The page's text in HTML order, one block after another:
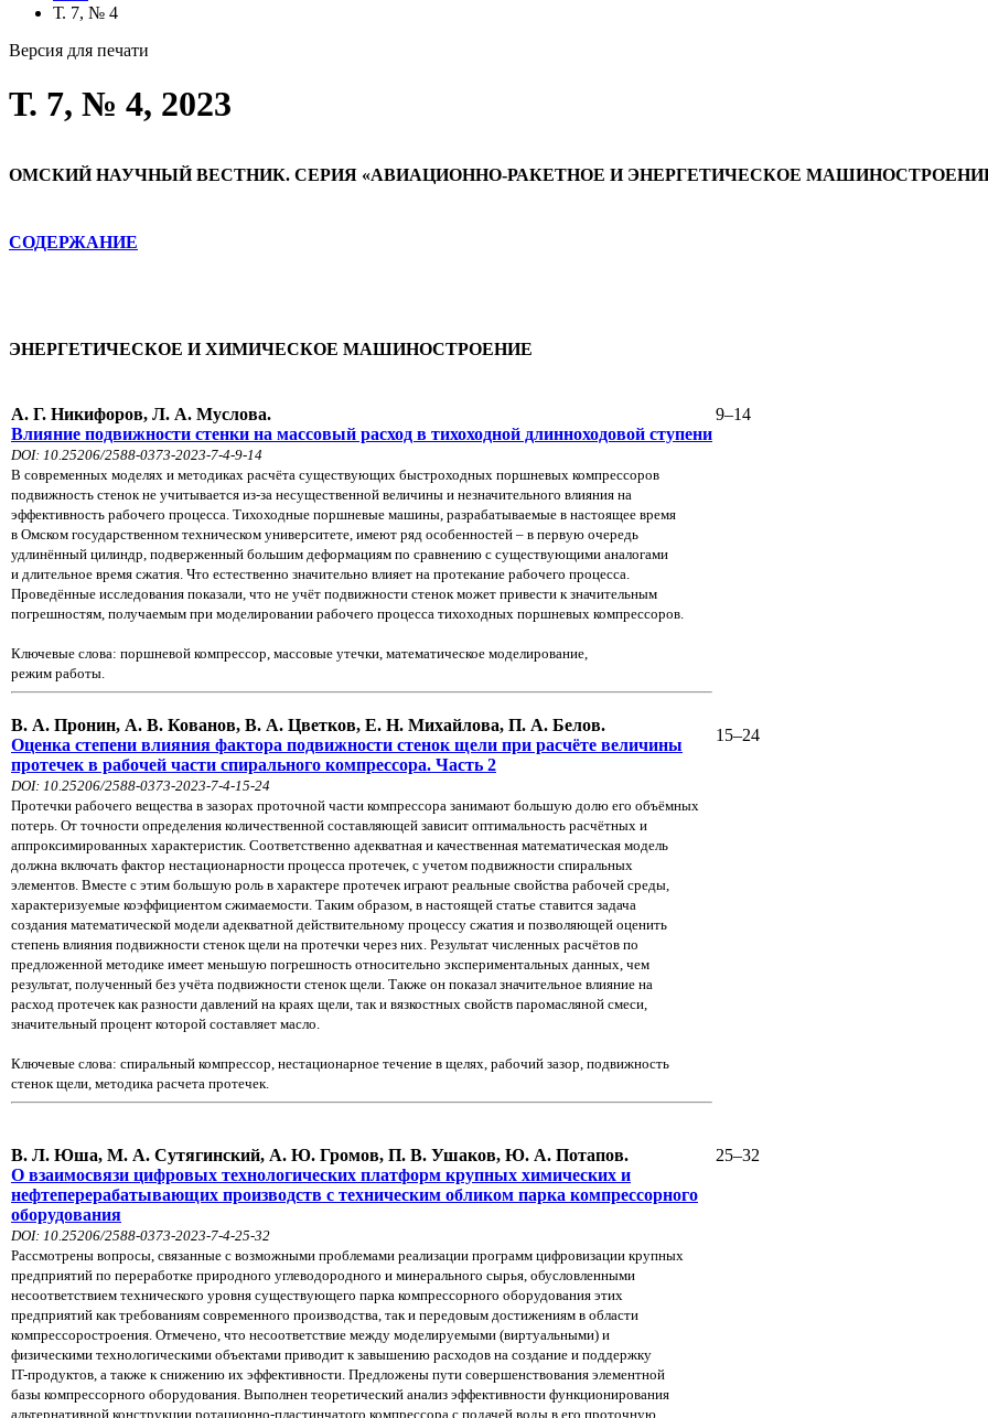
Т. 7, № 4
Версия для печати
Т. 7, № 4, 2023
ОМСКИЙ НАУЧНЫЙ ВЕСТНИК. СЕРИЯ «АВИАЦИОННО-РАКЕТНОЕ И ЭНЕРГЕТИЧЕСКОЕ
СОДЕРЖАНИЕ
ЭНЕРГЕТИЧЕСКОЕ И ХИМИЧЕСКОЕ МАШИНОСТРОЕНИЕ
А. Г. Никифоров, Л. А. Муслова.
Влияние подвижности стенки на массовый расход в тихоходной длинноходовой ступени
DOI: 10.25206/2588-0373-2023-7-4-9-14
В современных моделях и методиках расчёта существующих быстроходных поршневых компрессоров
подвижность стенокне учитывается из-за несущественной величины и незначительного влияния на
эффективность рабочего процесса. Тихоходные поршневые машины, разрабатываемые в настоящее время
в Омском государственном техническом университете, имеют ряд особенностей – в первую очередь
удлинённый цилиндр, подверженный большим деформациям по сравнению с существующими аналогами
и длительное время сжатия. Что естественно значительно влияет на протекание рабочего процесса.
Проведённые исследования показали, что не учёт подвижности стенок может привести кзначительным
погрешностям, получаемым при моделировании рабочего процесса тихоходных поршневых компрессоров.
Ключевые слова: поршневой компрессор, массовые утечки, математическое моделирование,
режим работы.
9–14
В. А. Пронин, А. В. Кованов, В. А. Цветков, Е. Н. Михайлова, П. А. Белов.
Оценка степени влияния фактора подвижности стенок щели при расчёте величины
протечек в рабочей части спирального компрессора. Часть 2
DOI: 10.25206/2588-0373-2023-7-4-15-24
Протечки рабочего вещества в зазорах проточной части компрессора занимают большую долю его объёмных
потерь. От точности определения количественной составляющей зависит оптимальность расчётных и
аппроксимированных характеристик. Соответственно адекватная и качественная математическая модель
должна включать фактор нестационарности процесса протечек, с учетом подвижности спиральных
элементов. Вместе с этим большую роль в характере протечек играют реальные свойства рабочей среды,
характеризуемые коэффициентом сжимаемости. Таким образом, в настоящей статье ставится задача
создания математической модели адекватной действительному процессу сжатия и позволяющей оценить
степень влияния подвижности стенок щели на протечки через них. Результат численных расчётов по
предложенной методике имеет меньшую погрешность относительно экспериментальных данных, чем
результат, полученный без учёта подвижности стенок щели. Также он показал значительное влияние на
расход протечек как разности давлений на краях щели, так и вязкостных свойств паромасляной смеси,
значительный процент которой составляет масло.
Ключевые слова: спиральный компрессор, нестационарное течение в щелях, рабочий зазор, подвижность
стенок щели, методика расчета протечек.
15–24
В. Л. Юша, М. А. Сутягинский, А. Ю. Громов, П. В. Ушаков, Ю. А. Потапов.
О взаимосвязи цифровых технологических платформ крупных химических и
нефтеперерабатывающих производств с техническим обликом парка компрессорного
оборудования
DOI: 10.25206/2588-0373-2023-7-4-25-32
Рассмотрены вопросы, связанные с возможными проблемами реализации программ цифровизации крупных
предприятий по переработке природного углеводородного и минерального сырья, обусловленными
несоответствием технического уровня существующего парка компрессорного оборудования этих
предприятий как требованиям современного производства, так и передовым достижениям в области
компрессоростроения. Отмечено, что несоответствие между моделируемыми (виртуальными) и
физическими технологическими объектами приводит кзавышению расходов на создание и поддержку
IT-продуктов, а также к снижению их эффективности. Предложены пути совершенствования элементной
базы компрессорного оборудования. Выполнен теоретический анализ эффективности функционирования
альтернативной конструкции ротационно-пластинчатого компрессора с подачей воды в его проточную
25–32